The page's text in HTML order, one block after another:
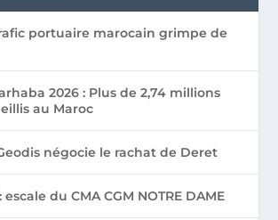
portuaire marocain grimpe de
2026 : Plus de 2,74 millions
au Maroc
négocie le rachat de Deret
du CMA CGM NOTRE DAME